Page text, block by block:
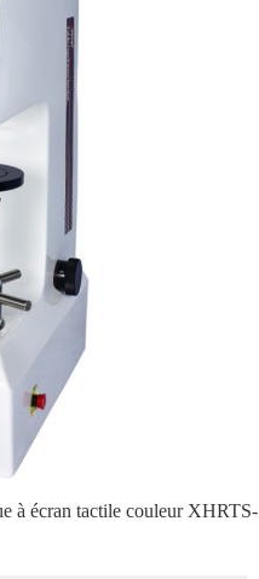
à écran tactile couleur XHRTS-